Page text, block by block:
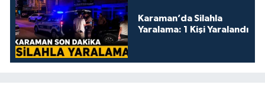
Karaman’da Silahla
Yaralama: 1 Kişi Yaralandı